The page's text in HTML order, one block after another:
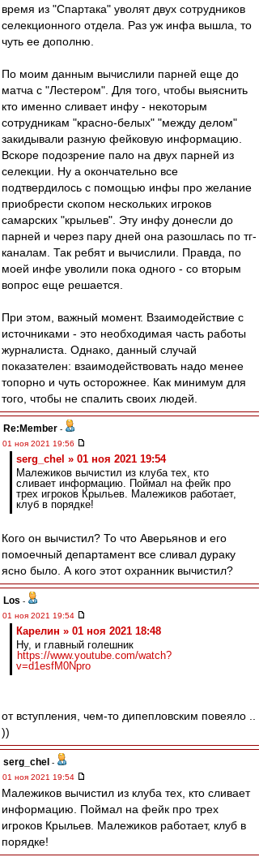
время из "Спартака" уволят двух сотрудников
селекционного отдела. Раз уж инфа вышла, то
чуть ее дополню.
По моим данным вычислили парней еще до
матча с "Лестером". Для того, чтобы выяснить
кто именно сливает инфу - некоторым
сотрудникам "красно-белых" "между делом"
закидывали разную фейковую информацию.
Вскоре подозрение пало на двух парней из
селекции. Ну а окончательно все
подтвердилось с помощью инфы про желание
приобрести скопом нескольких игроков
самарских "крыльев". Эту инфу донесли до
парней и через пару дней она разошлась по тг-
каналам. Так ребят и вычислили. Правда, по
моей инфе уволили пока одного - со вторым
вопрос еще решается.
При этом, важный момент. Взаимодействие с
источниками - это необходимая часть работы
журналиста. Однако, данный случай
показателен: взаимодействовать надо менее
топорно и чуть осторожнее. Как минимум для
того, чтобы не спалить своих людей.
Re:Member -
01 ноя 2021 19:56
serg_chel » 01 ноя 2021 19:54
Малежиков вычистил из клуба тех, кто
сливает информацию. Поймал на фейк про
трех игроков Крыльев. Малежиков работает,
клуб в порядке!
Кого он вычистил? То что Аверьянов и его
помоечный департамент все сливал дураку
ясно было. А кого этот охранник вычистил?
Los -
01 ноя 2021 19:54
Карелин » 01 ноя 2021 18:48
Ну, и главный голешник
https://www.youtube.com/watch?
v=d1esfM0Npro
от вступления, чем-то дипепловским повеяло ..
))
serg_chel -
01 ноя 2021 19:54
Малежиков вычистил из клуба тех, кто сливает
информацию. Поймал на фейк про трех
игроков Крыльев. Малежиков работает, клуб в
порядке!